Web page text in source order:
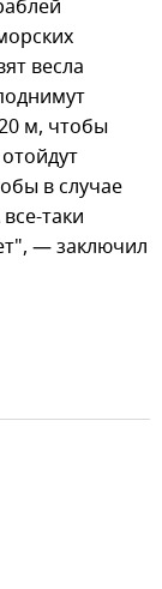
весла
м, чтобы
в случае
таки
— заключил